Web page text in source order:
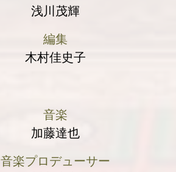
浅川茂輝
編集
木村佳史子
音楽
加藤達也
音楽プロデューサー